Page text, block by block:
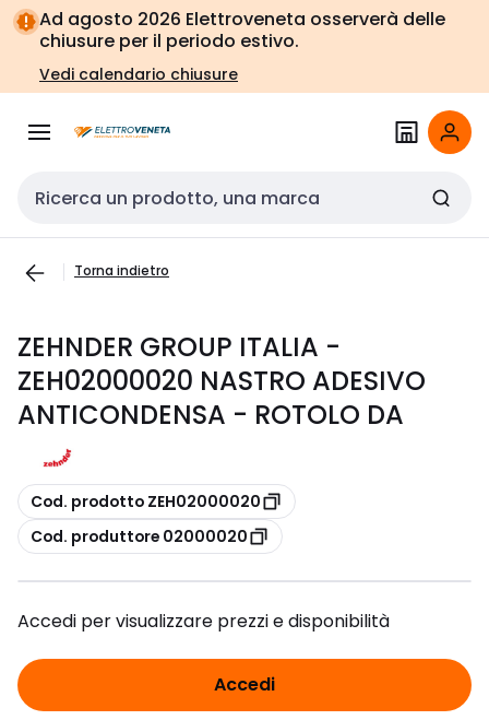
Vai alla
navigazione
Vai
alla
pagina
Ad agosto 2026 Elettroveneta osserverà delle
chiusure per il periodo estivo.
Vedi calendario chiusure
Cerca input
Torna indietro
ZEHNDER GROUP ITALIA -
ZEH02000020 NASTRO ADESIVO
ANTICONDENSA - ROTOLO DA
copia
Cod. prodotto ZEH02000020
copia
Cod. produttore 02000020
Accedi per visualizzare prezzi e disponibilità
Accedi